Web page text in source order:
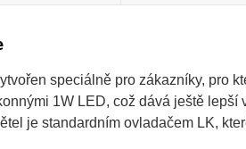
speciálně pro zákazníky, pro
1W LED, což dává ještě
je standardním ovladačem LK,